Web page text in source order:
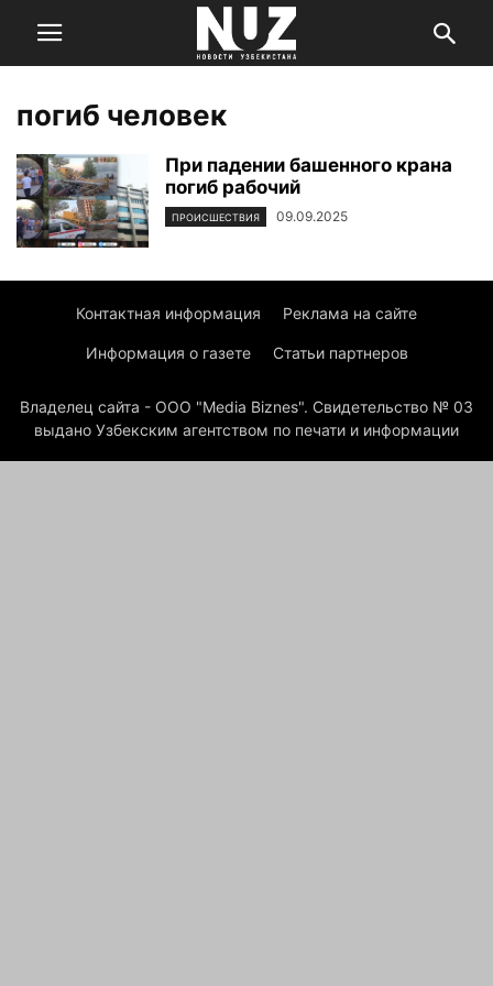
погиб человек
При падении башенного крана
погиб рабочий
ПРОИСШЕСТВИЯ 09.09.2025
Контактная информация Реклама на сайте
Информация о газете Статьи партнеров
Владелец сайта - ООО "Media Biznes". Свидетельство № 03
выдано Узбекским агентством по печати и информации